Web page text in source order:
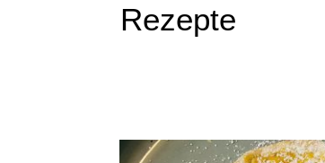
Rezepte